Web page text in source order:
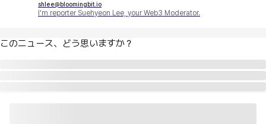
shlee@bloomingbit.io
I'm reporter Suehyeon Lee, your Web3 Moderator.
このニュース、どう思いますか？